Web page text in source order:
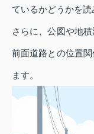
ているかどうかを読
さらに、公図や地
前面道路との位置
ます。